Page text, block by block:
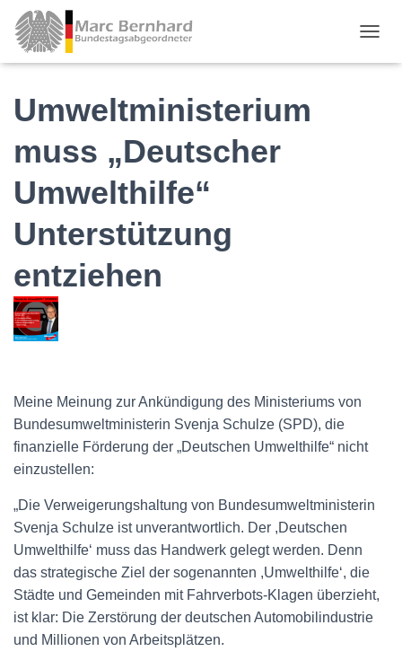
Umweltministerium
muss „Deutscher
Umwelthilfe“
Unterstützung
entziehen
Meine Meinung zur Ankündigung des Ministeriums von
Bundesumweltministerin Svenja Schulze (SPD), die
finanzielle Förderung der „Deutschen Umwelthilfe“ nicht
einzustellen:
„Die Verweigerungshaltung von Bundesumweltministerin
Svenja Schulze ist unverantwortlich. Der ,Deutschen
Umwelthilfe‘ muss das Handwerk gelegt werden. Denn
das strategische Ziel der sogenannten ,Umwelthilfe‘, die
Städte und Gemeinden mit Fahrverbots-Klagen überzieht,
ist klar: Die Zerstörung der deutschen Automobilindustrie
und Millionen von Arbeitsplätzen.